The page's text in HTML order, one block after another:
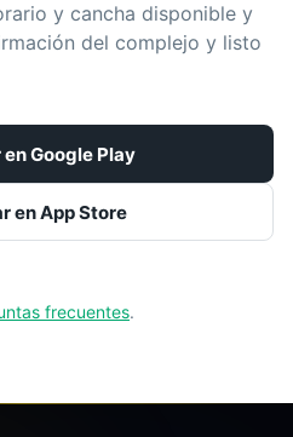
y cancha disponible y
del complejo y listo
Google Play
en App Store
frecuentes.